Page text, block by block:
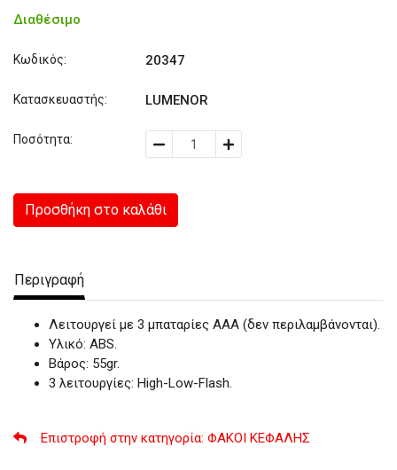
Διαθέσιμο
Κωδικός: 20347
Κατασκευαστής: LUMENOR
Ποσότητα:
Προσθήκη στο καλάθι
Περιγραφή
Λειτουργεί με 3 μπαταρίες ΑΑΑ (δεν περιλαμβάνονται).
Υλικό: ABS.
Βάρος: 55gr.
3 λειτουργίες: High-Low-Flash.
Επιστροφή στην κατηγορία: ΦΑΚΟΙ ΚΕΦΑΛΗΣ